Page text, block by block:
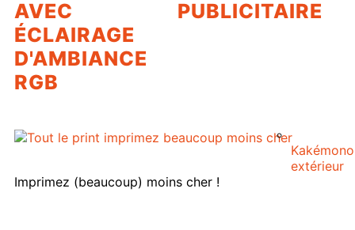
Kakémono
extérieur
AVEC
ÉCLAIRAGE
D'AMBIANCE
RGB
PUBLICITAIRE
Imprimez (beaucoup) moins cher !